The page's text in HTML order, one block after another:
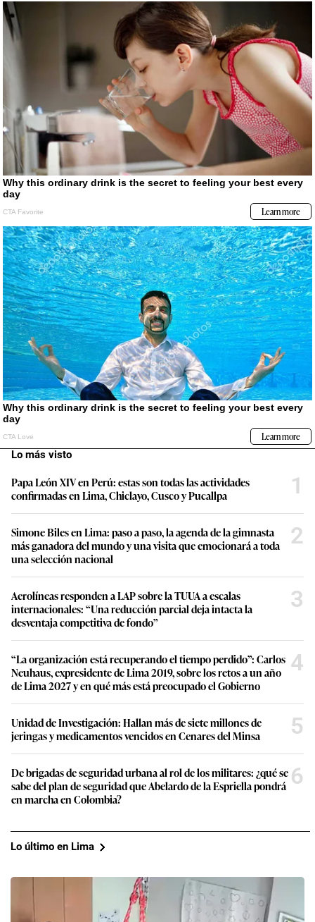
Lo más visto
Papa León XIV en Perú: estas son todas las actividades
confirmadas en Lima, Chiclayo, Cusco y Pucallpa
1
Simone Biles en Lima: paso a paso, la agenda de la gimnasta
más ganadora del mundo y una visita que emocionará a toda
una selección nacional
2
Aerolíneas responden a LAP sobre la TUUA a escalas
internacionales: “Una reducción parcial deja intacta la
desventaja competitiva de fondo”
3
“La organización está recuperando el tiempo perdido”: Carlos
Neuhaus, expresidente de Lima 2019, sobre los retos a un año
de Lima 2027 y en qué más está preocupado el Gobierno
4
Unidad de Investigación: Hallan más de siete millones de
jeringas y medicamentos vencidos en Cenares del Minsa
5
De brigadas de seguridad urbana al rol de los militares: ¿qué se
sabe del plan de seguridad que Abelardo de la Espriella pondrá
en marcha en Colombia?
6
Lo último en Lima